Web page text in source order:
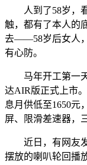
人到了58岁，看
触，都有了本人的
去——58岁后女人
有心防。
马年开工第一天
达AIR版正式上市
息月供低至1650元
屏、限滑差速器，
近日，有网友发
摆放的喇叭轮回播